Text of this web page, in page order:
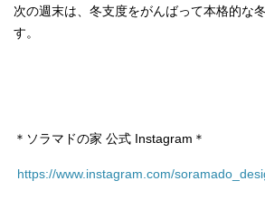
次の週末は、冬支度をがんばって本格的な
す。
＊ソラマドの家 公式 Instagram＊
https://www.instagram.com/